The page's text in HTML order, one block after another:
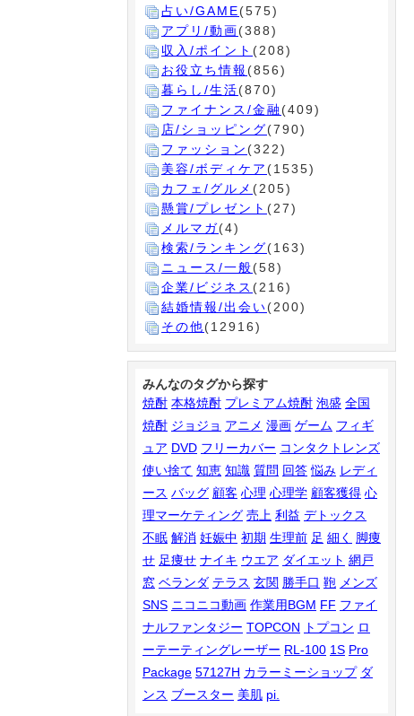
占い/GAME(575)
アプリ/動画(388)
収入/ポイント (208)
お役立ち情報 (856)
暮らし/生活(870)
ファイナンス/金融 (409)
店/ショッピング(790)
ファッション (322)
美容/ボディケア (1535)
カフェ/グルメ (205)
懸賞/プレゼント (27)
メルマガ(4)
検索/ランキング(163)
ニュース/一般(58)
企業/ビジネス (216)
結婚情報/出会い(200)
その他(12916)
みんなのタグから探す
焼酎 本格焼酎 プレミアム焼酎 泡盛 全国
焼酎 ジョジョ アニメ 漫画 ゲーム フィギ
ュア DVD フリーカバー コンタクトレンズ
使い捨て 知恵 知識 質問 回答 悩み レディ
ース バッグ 顧客 心理 心理学 顧客獲得 心
理マーケティング 売上 利益 デトックス
不眠 解消 妊娠中 初期 生理前 足 細く
脚痩
せ 足痩せ ナイキ ウエア ダイエット 網戸
窓 ベランダ テラス 玄関 勝手口 鞄 メンズ
SNS ニコニコ動画 作業用BGM FF ファイ
ナルファンタジー TOPCON トプコン ロ
ーテーティングレーザー RL-100 1S Pro
Package 57127H カラーミーショップ ダ
ンス ブースター 美肌 pi.